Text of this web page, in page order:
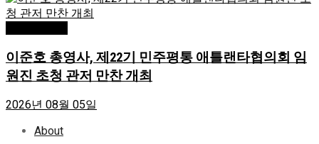
이준호 총영사, 제22기 민주평통 애틀랜타협의회 임
원진 초청 관저 만찬 개최
2026년 08월 05일
About